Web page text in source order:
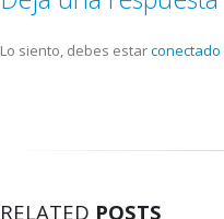
Lo siento, debes estarconectado
RELATED POSTS